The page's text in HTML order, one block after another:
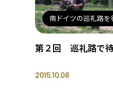
南ドイツの巡礼路を
第２回 巡礼路で
2015.10.08